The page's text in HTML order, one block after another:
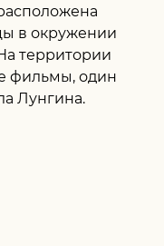
в окружении
территории
фильмы, один
Лунгина.